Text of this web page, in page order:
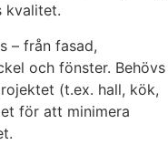
kvalitet.
– från fasad,
och fönster. Behövs
(t.ex. hall, kök,
för att minimera